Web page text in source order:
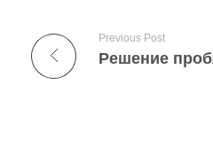
Previous Post